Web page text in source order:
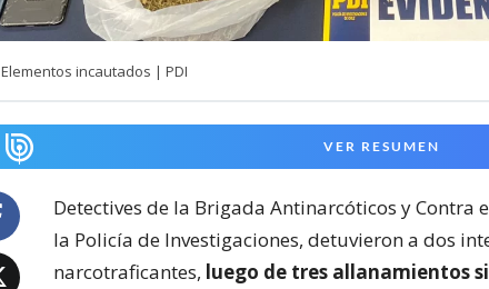
Elementos incautados | PDI
VER RESUMEN
Detectives de la Brigada Antinarcóticos y Contra
la Policía de Investigaciones, detuvieron a dos
narcotraficantes, luego de tres allanamientos